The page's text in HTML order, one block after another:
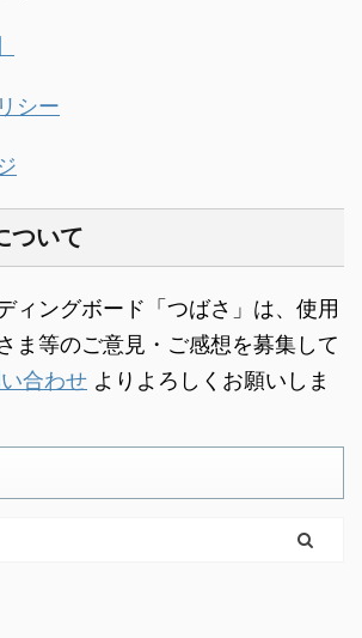
シー
ついて
ィングボード「つばさ」は、使用
ま等のご意見・ご感想を募集して
合わせ よりよろしくお願いしま